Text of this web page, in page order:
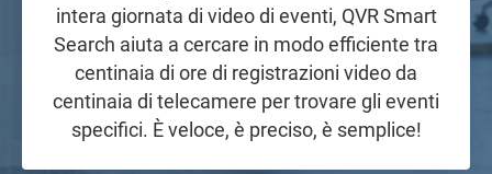
intera giornata di video di eventi, QVR Smart
Search aiuta a cercare in modo efficiente tra
centinaia di ore di registrazioni video da
centinaia di telecamere per trovare gli eventi
specifici. È veloce, è preciso, è semplice!